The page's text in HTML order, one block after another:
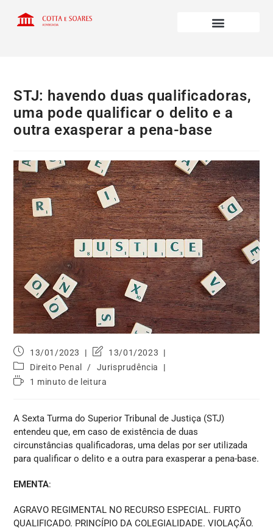
STJ: havendo duas qualificadoras,
uma pode qualificar o delito e a
outra exasperar a pena-base
13/01/2023
13/01/2023
Direito Penal
/
Jurisprudência
1 minuto de leitura
A Sexta Turma do Superior Tribunal de Justiça (STJ)
entendeu que, em caso de existência de duas
circunstâncias qualificadoras, uma delas por ser utilizada
para qualificar o delito e a outra para exasperar a pena-base.
EMENTA:
AGRAVO REGIMENTAL NO RECURSO ESPECIAL. FURTO
QUALIFICADO. PRINCÍPIO DA COLEGIALIDADE. VIOLAÇÃO.